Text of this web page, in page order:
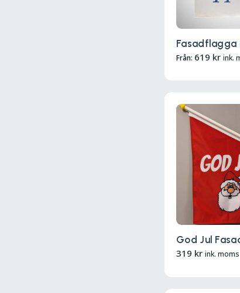
Fasadflagga
Från: 619 kr ink.
God Jul
319 kr ink. moms